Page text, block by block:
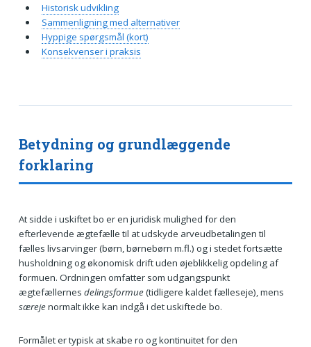
Betydning og grundlæggende
forklaring
At sidde i uskiftet bo er en juridisk mulighed for den
efterlevende ægtefælle til at udskyde arveudbetalingen til
fælles livsarvinger (børn, børnebørn m.fl.) og i stedet fortsætte
husholdning og økonomisk drift uden øjeblikkelig opdeling af
formuen. Ordningen omfatter som udgangspunkt
ægtefællernes delingsformue(tidligere kaldet fælleseje), mens
særejenormalt ikke kan indgå i det uskiftede bo.
Formålet er typisk at skabe ro og kontinuitet for den
Historisk udvikling
Sammenligning med alternativer
Hyppige spørgsmål (kort)
Konsekvenser i praksis